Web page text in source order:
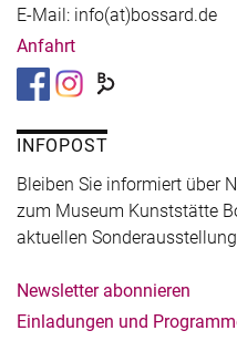
E-Mail: info(at)bossard.de
Anfahrt
INFOPOST
Bleiben Sie informiert über
zum Museum Kunststätte
aktuellen
Newsletter abonnieren
Einladungen und